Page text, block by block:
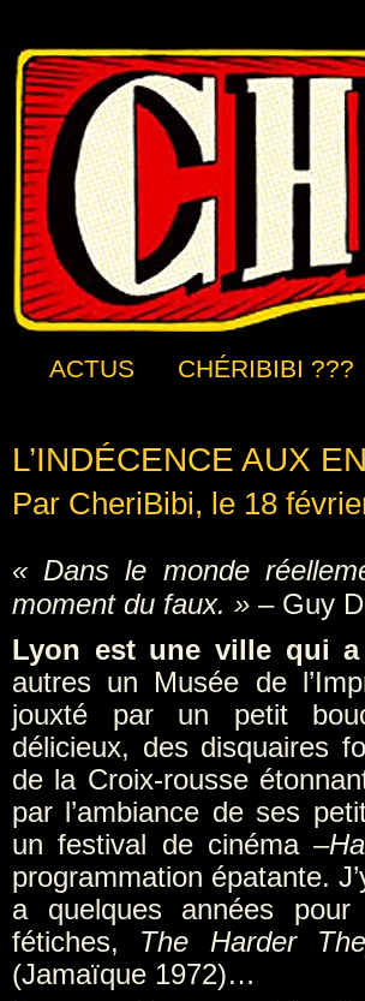
ACTUS CHÉRIBIBI ???
L’INDÉCENCE AUX
Par CheriBibi, le 18
« Dans le monde
moment du faux. » – Guy
Lyon est une ville qui a
autres un Musée de
jouxté par un petit
délicieux, des disquaires
de la Croix-rousse
par l’ambiance de ses
un festival de cinéma –
programmation épatante.
a quelques années
fétiches, The Harder
(Jamaïque 1972)…